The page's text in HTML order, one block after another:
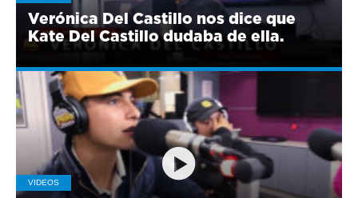
Verónica Del Castillo nos dice que
Kate Del Castillo dudaba de ella.
VIDEOS